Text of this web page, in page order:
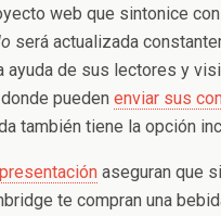
web que sintonice
será actualizada
ayuda de sus lectores y
pueden enviar sus
también tiene la opción
aseguran que
te compran una